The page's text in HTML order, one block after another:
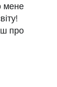
мене
про